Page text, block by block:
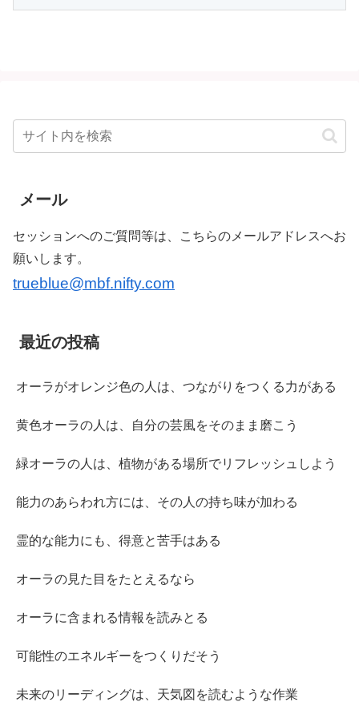
メール
セッションへのご質問等は、こちらのメールアドレスへお
願いします。
trueblue@mbf.nifty.com
最近の投稿
オーラがオレンジ色の人は、つながりをつくる力がある
黄色オーラの人は、自分の芸風をそのまま磨こう
緑オーラの人は、植物がある場所でリフレッシュしよう
能力のあらわれ方には、その人の持ち味が加わる
霊的な能力にも、得意と苦手はある
オーラの見た目をたとえるなら
オーラに含まれる情報を読みとる
可能性のエネルギーをつくりだそう
未来のリーディングは、天気図を読むような作業